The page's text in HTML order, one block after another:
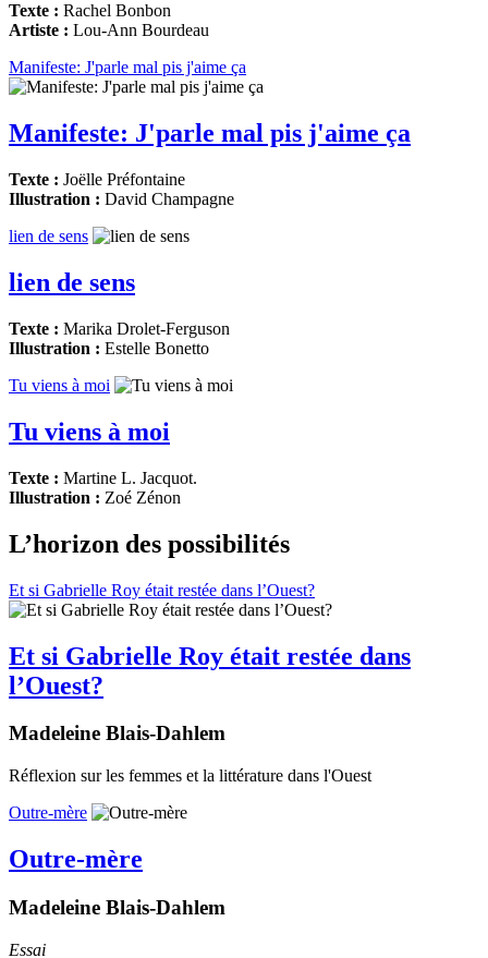
Texte : Rachel Bonbon
Artiste : Lou-Ann Bourdeau
Manifeste: J'parle mal pis j'aime ça
Manifeste: J'parle mal pis j'aime ça
Texte : Joëlle Préfontaine
Illustration : David Champagne
lien de sens
lien de sens
Texte : Marika Drolet-Ferguson
Illustration : Estelle Bonetto
Tu viens à moi
Tu viens à moi
Texte : Martine L. Jacquot.
Illustration : Zoé Zénon
L’horizon des possibilités
Et si Gabrielle Roy était restée dans l’Ouest?
Et si Gabrielle Roy était restée dans
l’Ouest?
Madeleine Blais-Dahlem
Réflexion sur les femmes et la littérature dans l'Ouest
Outre-mère
Outre-mère
Madeleine Blais-Dahlem
Essai